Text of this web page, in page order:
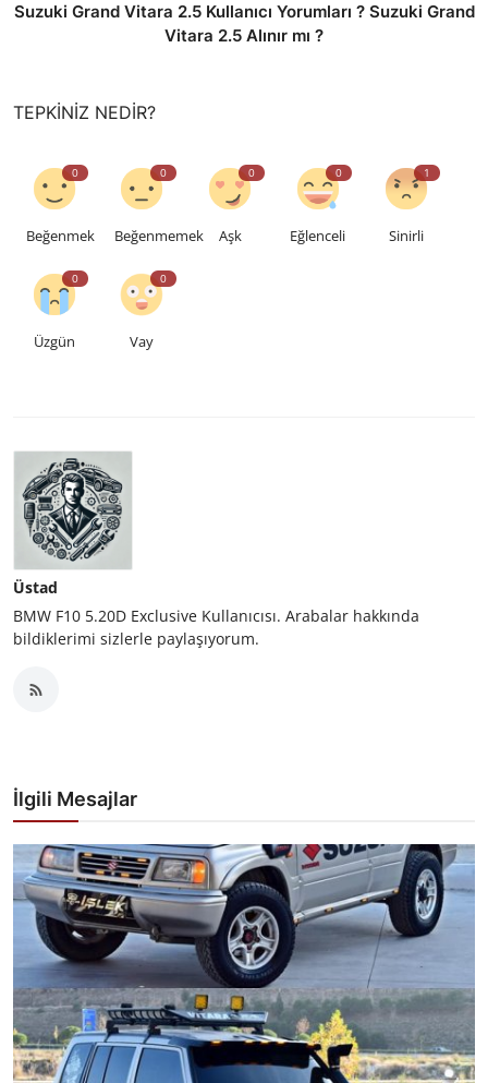
Suzuki Grand Vitara 2.5 Kullanıcı Yorumları ? Suzuki Grand
Vitara 2.5 Alınır mı ?
TEPKINIZ NEDIR?
0
Beğenmek
0
Beğenmemek
0
Aşk
0
Eğlenceli
1
Sinirli
0
Üzgün
0
Vay
Üstad
BMW F10 5.20D Exclusive Kullanıcısı. Arabalar hakkında
bildiklerimi sizlerle paylaşıyorum.
İlgili Mesajlar